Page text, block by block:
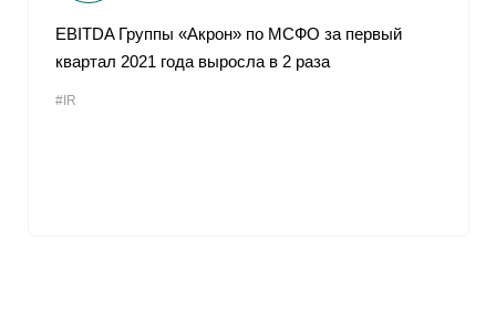
EBITDA Группы «Акрон» по МСФО за первый
квартал 2021 года выросла в 2 раза
#IR